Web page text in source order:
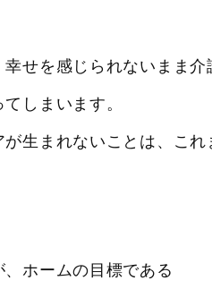
せを感じられないまま
しまいます。
生まれないことは、こ
ホームの目標である